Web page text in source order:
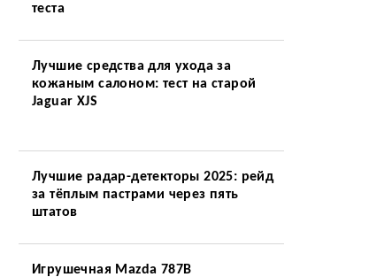
теста
Лучшие средства для ухода за
кожаным салоном: тест на старой
Jaguar XJS
Лучшие радар-детекторы 2025: рейд
за тёплым пастрами через пять
штатов
Игрушечная Mazda 787B